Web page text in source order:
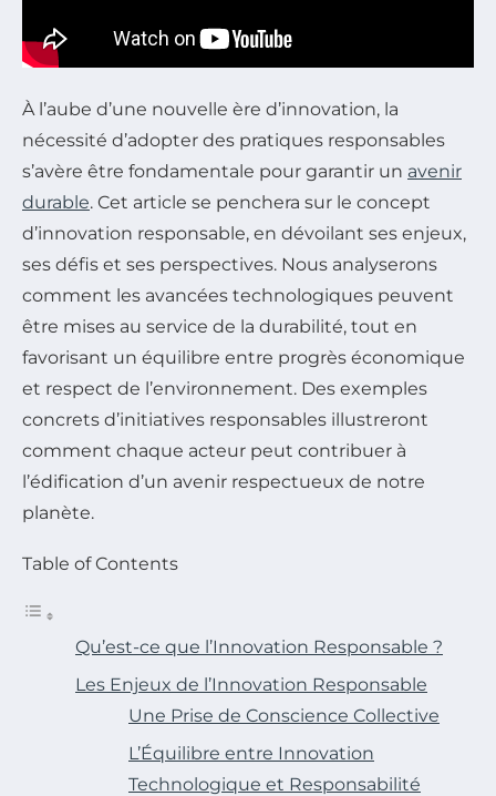
À l’aube d’une nouvelle ère d’innovation, la
nécessité d’adopter des pratiques responsables
s’avère être fondamentale pour garantir un avenir
durable. Cet article se penchera sur le concept
d’innovation responsable, en dévoilant ses enjeux,
ses défis et ses perspectives. Nous analyserons
comment les avancées technologiques peuvent
être mises au service de la durabilité, tout en
favorisant un équilibre entre progrès économique
et respect de l’environnement. Des exemples
concrets d’initiatives responsables illustreront
comment chaque acteur peut contribuer à
l’édification d’un avenir respectueux de notre
planète.
Table of Contents
Qu’est-ce que l’Innovation Responsable ?
Les Enjeux de l’Innovation Responsable
Une Prise de Conscience Collective
L’Équilibre entre Innovation
Technologique et Responsabilité